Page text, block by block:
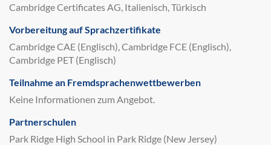
Cambridge Certificates AG, Italienisch, Türkisch
Vorbereitung auf Sprachzertifikate
Cambridge CAE (Englisch), Cambridge FCE (Englisch),
Cambridge PET (Englisch)
Teilnahme an Fremdsprachenwettbewerben
Keine Informationen zum Angebot.
Partnerschulen
Park Ridge High School in Park Ridge (New Jersey)